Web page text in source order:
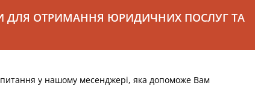
ДЛЯ ОТРИМАННЯ ЮРИДИЧНИХ ПОСЛУГ ТА
у нашому месенджері, яка допоможе Вам